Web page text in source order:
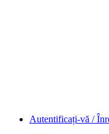
Autentificați-vă /